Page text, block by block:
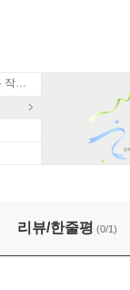
뮤지컬 〈휴남동 서점〉X 황보름 작가 북토크
리뷰/한줄평 (0/1)